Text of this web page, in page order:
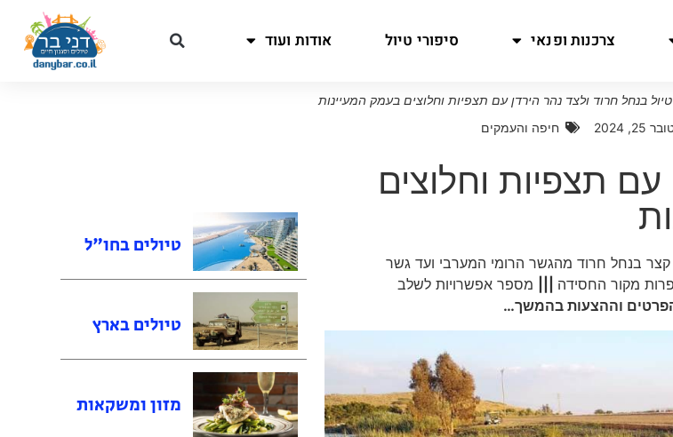
צרכנות ופנאי סיפורי טיול אודות ועוד
טיול בנחל חרוד ולצד נהר הירדן עם תצפיות וחלוצים בעמק המעיינות
2024
חיפה והעמקים
עם תצפיות וחלוצים
קצר בנחל חרוד מהגשר הרומי המערבי ועד גשר
מקור החסידה
מספר אפשרויות לשלב
וההצעות בהמשך…
טיולים בחו"ל
טיולים בארץ
מזון ומשקאות